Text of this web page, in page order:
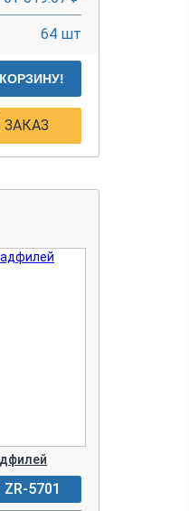
64 шт
5701